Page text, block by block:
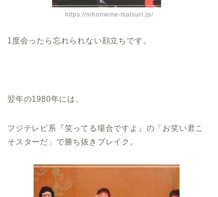
https://nihonwine-matsuri.jp/
1度会ったら忘れられない顔立ちです。
翌年の1980年には、
フジテレビ系『笑ってる場合ですよ』の「お笑い君こ
そスターだ」で勝ち抜きブレイク。